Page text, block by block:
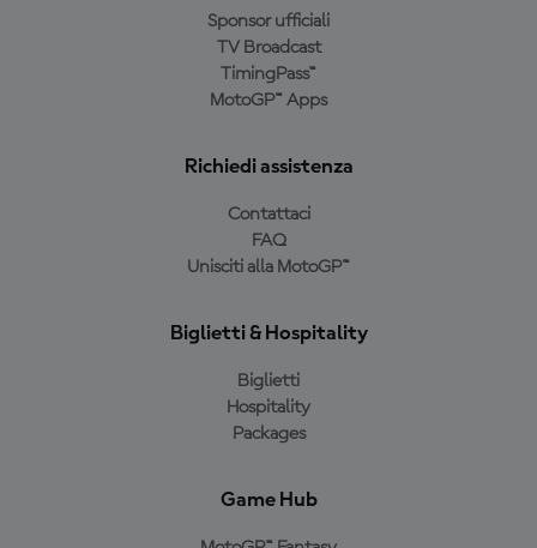
Sponsor ufficiali
TV Broadcast
TimingPass™
MotoGP™ Apps
Richiedi assistenza
Contattaci
FAQ
Unisciti alla MotoGP™
Biglietti & Hospitality
Biglietti
Hospitality
Packages
Game Hub